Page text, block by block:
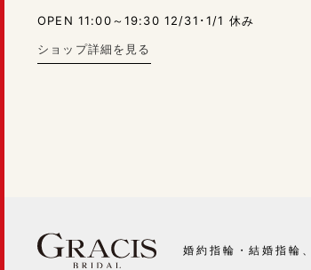
OPEN 11:00～19:30 12/31･1/1 休み
ショップ詳細を見る
婚約指輪・結婚指輪